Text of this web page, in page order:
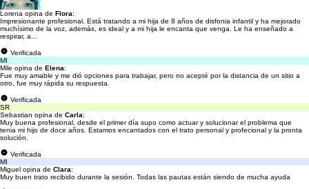
Lorena opina de Flora:
Impresionante profesional. Está tratando a mi hija de 8 años de disfonia infantil y ha mejorado
muchísimo de la voz, además, es ideal y a mi hija le encanta que venga. Le ha enseñado a
respirar, a...
Verificada
MI
Mile opina de Elena:
Fue muy amable y me dió opciones para trabajar, pero no acepté por la distancia de un sitio a
otro, fue muy rápida su respuesta.
Verificada
SR
Sebastian opina de Carla:
Muy buena profesional, desde el primer día supo como actuar y solucionar el problema que
tenia mi hijo de doce años. Estamos encantados con el trato personal y profecional y la pronta
solución.
Verificada
MI
Miguel opina de Clara:
Muy buen trato recibido durante la sesión. Todas las pautas están siendo de mucha ayuda